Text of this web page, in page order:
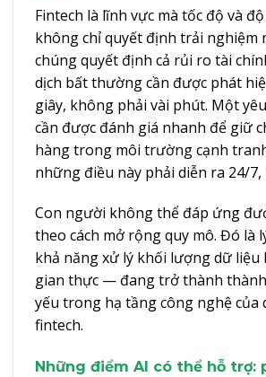
Fintech là lĩnh vực mà tốc độ và
không chỉ quyết định trải
chúng quyết định cả rủi ro tài
dịch bất thường cần được phát
giây, không phải vài phút. Một
cần được đánh giá nhanh để giữ
hàng trong môi trường cạnh
những điều này phải diễn ra 24/
Con người không thể đáp ứng
theo cách mở rộng quy mô. Đó là
khả năng xử lý khối lượng dữ liệu
gian thực — đang trở thành
yếu trong hạ tầng công nghệ của
fintech.
Những điểm AI có thể hỗ trợ: